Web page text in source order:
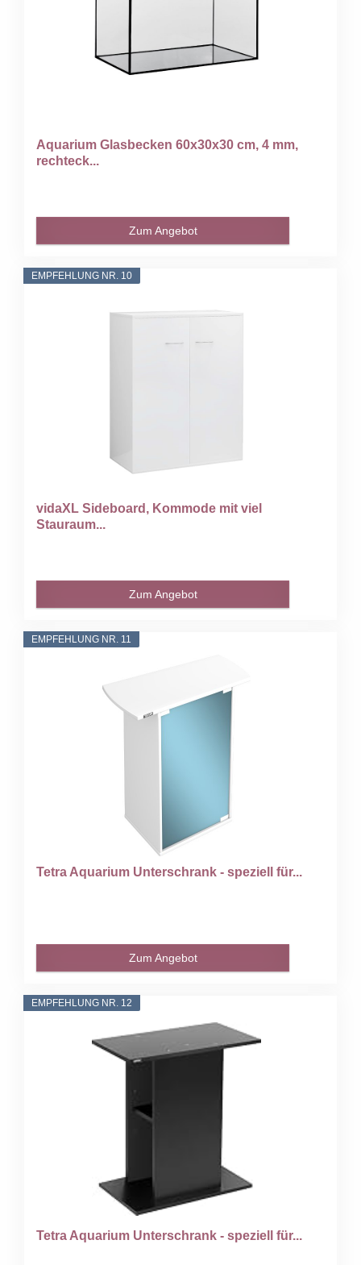
Aquarium Glasbecken 60x30x30 cm, 4 mm,
rechteck...
Zum Angebot
EMPFEHLUNG NR. 10
vidaXL Sideboard, Kommode mit viel
Stauraum...
Zum Angebot
EMPFEHLUNG NR. 11
Tetra Aquarium Unterschrank - speziell für...
Zum Angebot
EMPFEHLUNG NR. 12
Tetra Aquarium Unterschrank - speziell für...